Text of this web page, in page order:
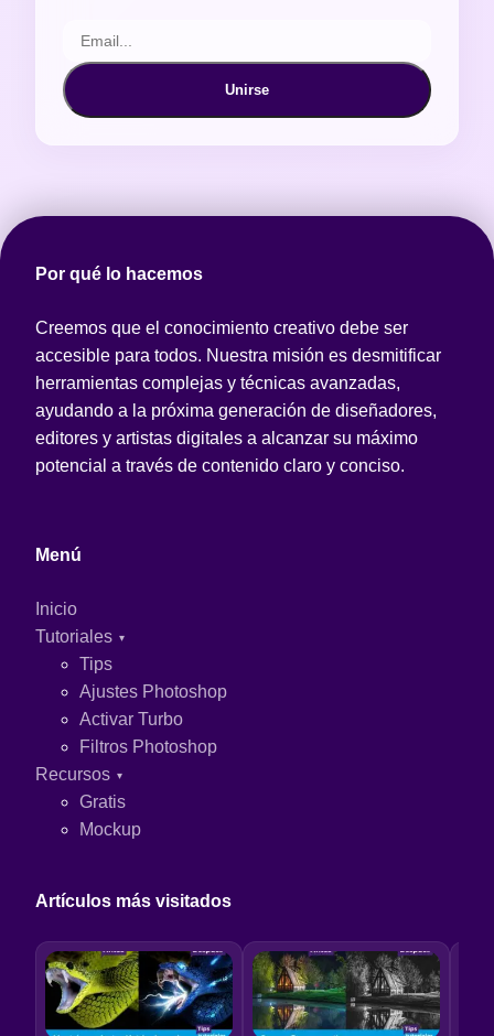
Unirse
Por qué lo hacemos
Creemos que el conocimiento creativo debe ser
accesible para todos. Nuestra misión es desmitificar
herramientas complejas y técnicas avanzadas,
ayudando a la próxima generación de diseñadores,
editores y artistas digitales a alcanzar su máximo
potencial a través de contenido claro y conciso.
Menú
Inicio
Tutoriales
Tips
Ajustes Photoshop
Activar Turbo
Filtros Photoshop
Recursos
Gratis
Mockup
Artículos más visitados